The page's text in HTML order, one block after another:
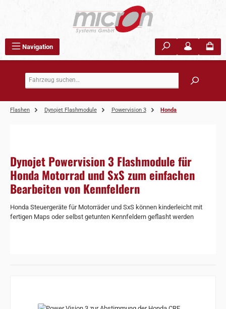
Navigation
Flashen Dynojet Flashmodule Powervision 3 Honda
Dynojet Powervision 3 Flashmodule für
Honda Motorrad und SxS zum einfachen
Bearbeiten von Kennfeldern
Honda Steuergeräte für Motorräder und SxS können kinderleicht mit
fertigen Maps oder selbst getunten Kennfeldern geflasht werden